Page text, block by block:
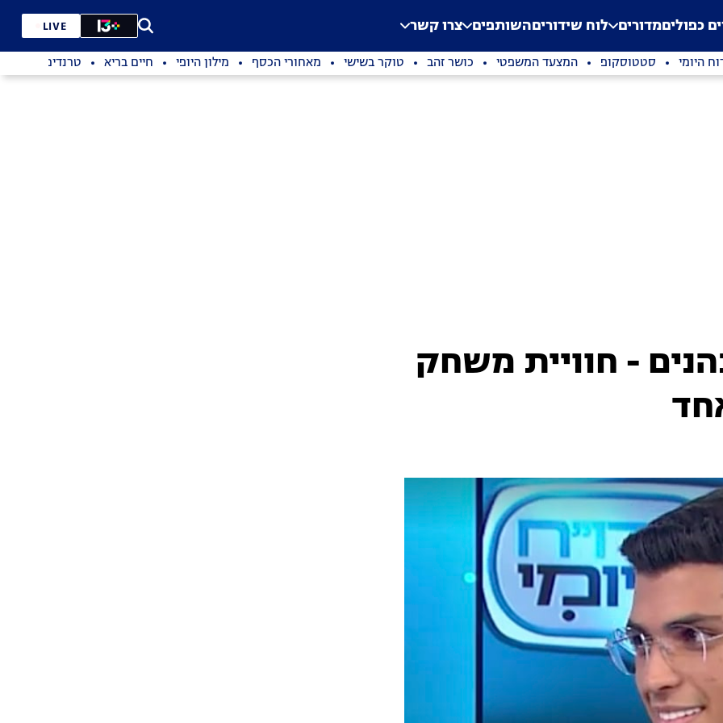
Application error: a
. כפוליםמדורים לוח שידוריםהשותפים צרו קשר LIVE
היומי סטטוסקופ המצעד המשפטי כושר זהב טוקר בשישי מאחורי הכסף מילון היופי חיים בריא טרנדים
- חוויית משחק